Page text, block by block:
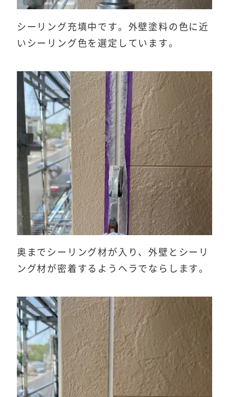
シーリング充填中です。外壁塗料の色に近
いシーリング色を選定しています。
奥までシーリング材が入り、外壁とシーリ
ング材が密着するようヘラでならします。